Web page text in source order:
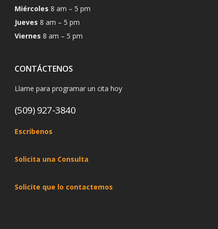
Miércoles 8 am – 5 pm
Jueves 8 am – 5 pm
Viernes 8 am – 5 pm
CONTÁCTENOS
Llame para programar un cita hoy
(509) 927-3840
Escribenos
Solicita una Consulta
Solicite que lo contactemos